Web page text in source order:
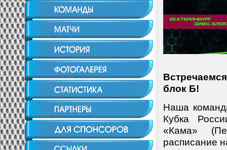
блок Б!
Наша
Кубка
«Кама»
расписание